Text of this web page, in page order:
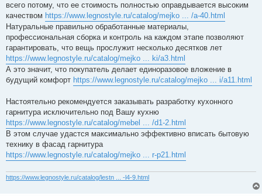
всего потому, что ее стоимость полностью оправдывается высоким
качеством https://www.legnostyle.ru/catalog/mejko ... /a-40.html
Натуральные правильно обработанные материалы,
профессиональная сборка и контроль на каждом этапе позволяют
гарантировать, что вещь прослужит несколько десятков лет
https://www.legnostyle.ru/catalog/mejko ... ki/a3.html
А это значит, что покупатель делает единоразовое вложение в
будущий комфорт https://www.legnostyle.ru/catalog/mejko ... i/a11.html
Настоятельно рекомендуется заказывать разработку кухонного
гарнитура исключительно под Вашу кухню
https://www.legnostyle.ru/catalog/mebel ... /d1-2.html
В этом случае удастся максимально эффективно вписать бытовую
технику в фасад гарнитура
https://www.legnostyle.ru/catalog/mejko ... r-p21.html
https://www.legnostyle.ru/catalog/lestn ... -l4-9.html